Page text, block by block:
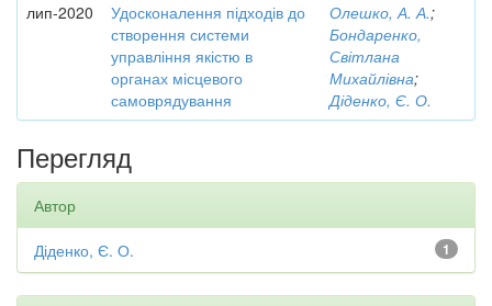
лип-2020
Удосконалення підходів до
створення системи
управління якістю в
органах місцевого
самоврядування
Олешко, А. А.;
Бондаренко,
Світлана
Михайлівна;
Діденко, Є. О.
Перегляд
Автор
1
Діденко, Є. О.